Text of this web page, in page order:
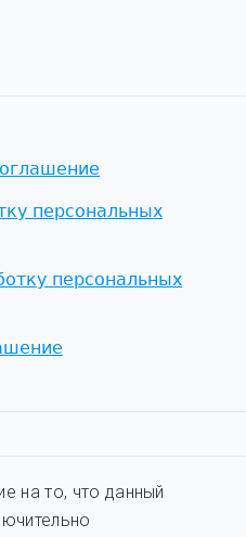
персональных
персональных
на то, что данный